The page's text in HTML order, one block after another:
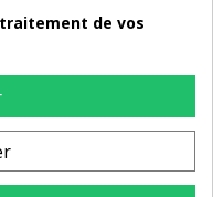
depuis 2008
de vos